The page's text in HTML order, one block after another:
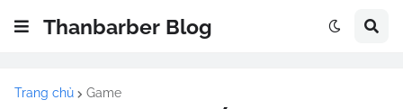
Thanbarber Blog
Trang chủ Game